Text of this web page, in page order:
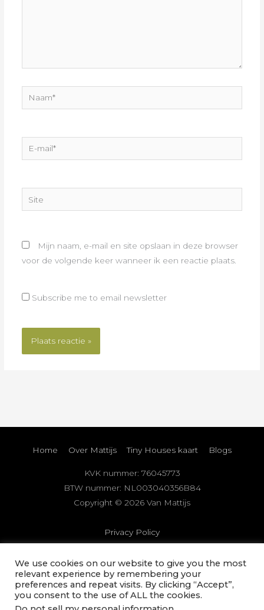
E-
mail*
Site
Mijn naam, e-mail en site opslaan in deze browser
voor de volgende keer wanneer ik een reactie plaats.
Subscribe me to email newsletter
Home Over Mattijs Tiny Houses kaart Blogs
KVK nummer: 76045773
BTW nummer: NL003040356B84
Copyright © 2026 Van Mattijs
Privacy Policy
Deze website is met veel liefde, tijd, eigen middelen en de
grootste zorg voor je samengesteld. Het is ons streven om
zo actueel en volledig mogelijke informatie en adviezen te
verstrekken. Desondanks kan de informatie verouderen of
We use cookies on our website to give you the most
relevant experience by remembering your
preferences and repeat visits. By clicking “Accept”,
you consent to the use of ALL the cookies.